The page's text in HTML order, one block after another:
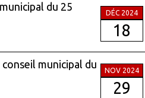
du 25
DÉC 2024
18
municipal du
NOV 2024
29